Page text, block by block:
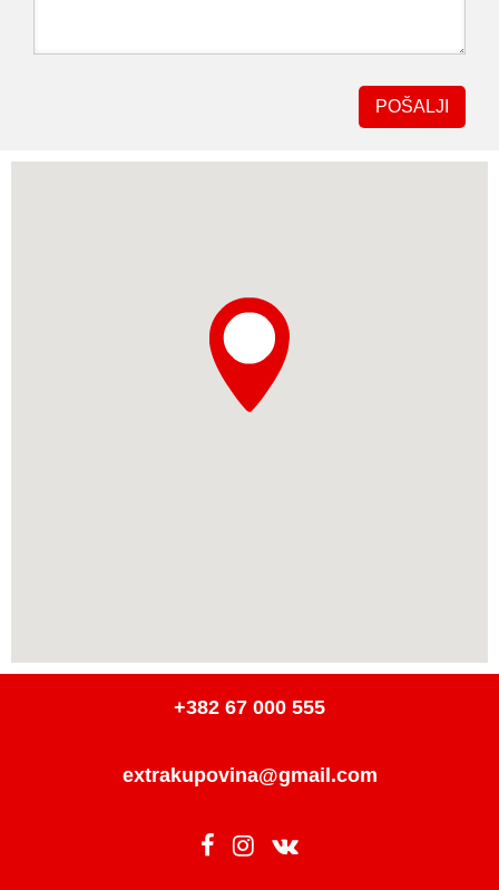
POŠALJI
+382 67 000 555
extrakupovina@gmail.com